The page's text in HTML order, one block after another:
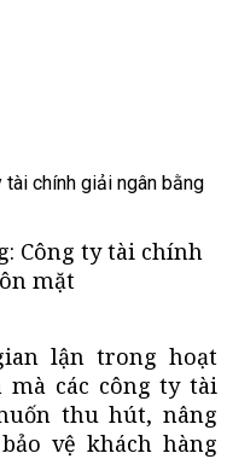
chính giải ngân bằng
Công ty tài chính
mặt
lận trong hoạt
mà các công ty tài
thu hút, nâng
vệ khách hàng